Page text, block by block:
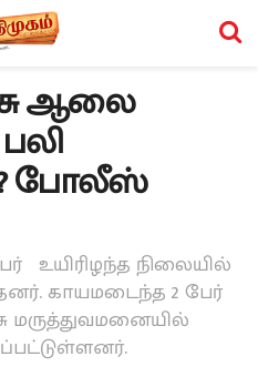
ஆலை
போலீஸ்
உயிரிழந்த நிலையில்
காயமடைந்த 2 பேர்
மருத்துவமனையில்